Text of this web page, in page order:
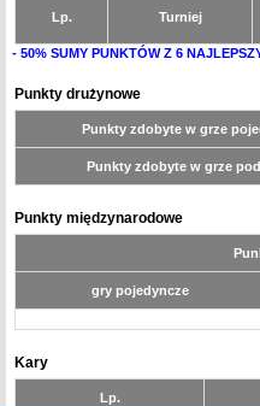
Lp. Turniej
- 50% SUMY PUNKTÓW Z 6
Punkty drużynowe
Punkty zdobyte w grze
Punkty zdobyte w grze
Punkty międzynarodowe
gry pojedyncze
Kary
Lp.